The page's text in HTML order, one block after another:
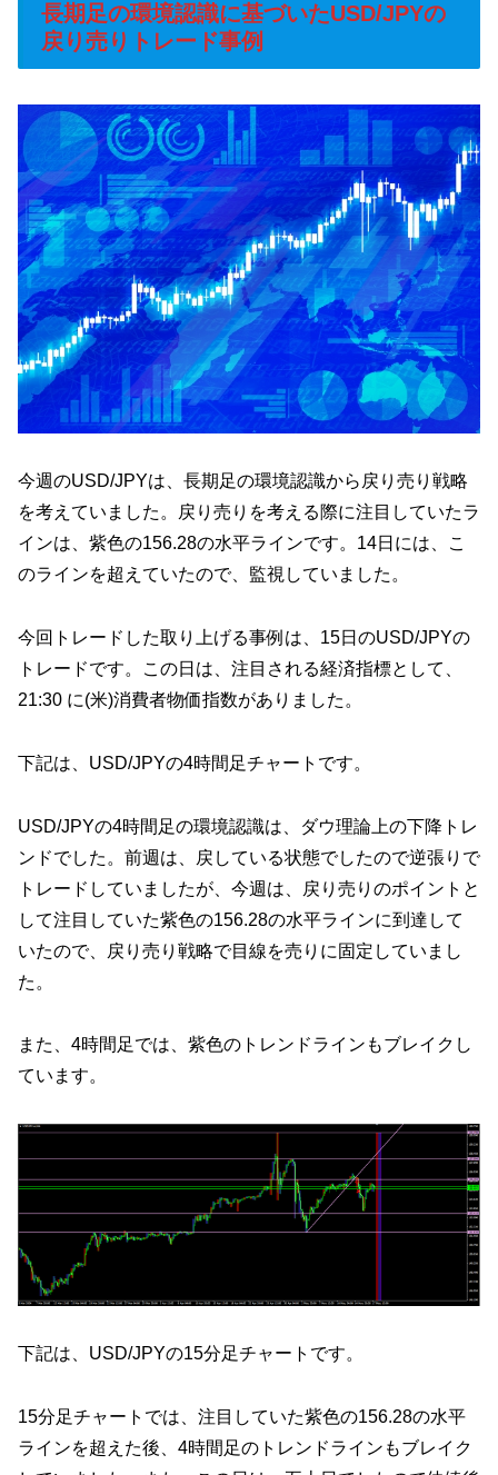
長期足の環境認識に基づいたUSD/JPYの
戻り売りトレード事例
今週のUSD/JPYは、長期足の環境認識から戻り売り戦略
を考えていました。戻り売りを考える際に注目していたラ
インは、紫色の156.28の水平ラインです。14日には、こ
のラインを超えていたので、監視していました。
今回トレードした取り上げる事例は、15日のUSD/JPYの
トレードです。この日は、注目される経済指標として、
21:30 に(米)消費者物価指数がありました。
下記は、USD/JPYの4時間足チャートです。
USD/JPYの4時間足の環境認識は、ダウ理論上の下降トレ
ンドでした。前週は、戻している状態でしたので逆張りで
トレードしていましたが、今週は、戻り売りのポイントと
して注目していた紫色の156.28の水平ラインに到達して
いたので、戻り売り戦略で目線を売りに固定していまし
た。
また、4時間足では、紫色のトレンドラインもブレイクし
ています。
下記は、USD/JPYの15分足チャートです。
15分足チャートでは、注目していた紫色の156.28の水平
ラインを超えた後、4時間足のトレンドラインもブレイク